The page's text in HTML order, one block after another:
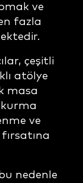
ve
fazla
çeşitli
atölye
masa
kurma
ve
nedenle